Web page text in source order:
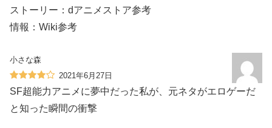
ストーリー：dアニメストア参考
情報：Wiki参考
小さな森
2021年6月27日
SF超能力アニメに夢中だった私が、元ネタがエロゲーだ
と知った瞬間の衝撃